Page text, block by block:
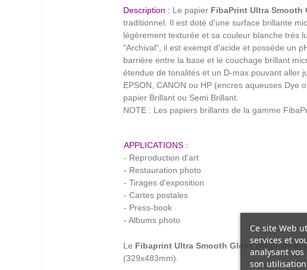
Description : Le papier FibaPrint Ultra Smooth
traditionnel. Il est doté d'une surface brillante
légèrement texturée et sa couleur blanche très
"Archival", il est exempt d'acide et possède un
barrière entre la base et le couchage brillant
étendue de tonalités et un D-max pouvant aller
EPSON, CANON ou HP (encres aqueuses Dye
papier Brillant ou Semi Brillant.
NOTE : Les papiers brillants de la gamme
APPLICATIONS :
- Reproduction d'art
- Restauration photo
- Tirages d'exposition
- Cartes postales
- Press-book
- Albums photo
Le Fibaprint Ultra Smooth Gloss (High White)
(329x483mm).
Ce site Web
services et
analysant
son